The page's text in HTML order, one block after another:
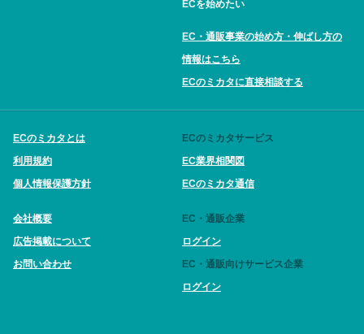
ECを始めたい
EC・通販事業の始め方・伸ばし方の
情報はこちら
ECのミカタに直接相談する
ECのミカタとは
利用規約
個人情報保護方針
会社概要
広告掲載について
お問い合わせ
ECのミカタサービス
EC業界相関図
ECのミカタ通信
EC・通販企業
ログイン
EC・通販向けサービス企業
ログイン